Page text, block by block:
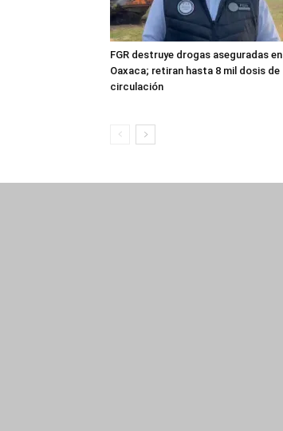
FGR destruye drogas aseguradas en
Oaxaca; retiran hasta 8 mil dosis de
circulación